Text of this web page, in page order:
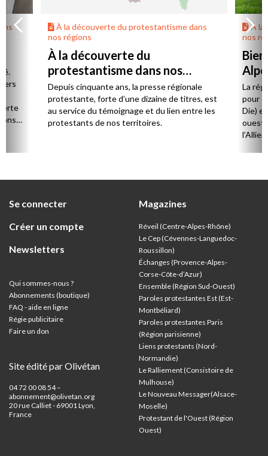
À la découverte du protestantisme dans
nos régions
À la découverte du
protestantisme dans nos
régions
Depuis cinquante ans, la presse régionale
protestante, forte d’une dizaine de titres, est
au service du témoignage et du lien entre les
protestants de nos territoires.
À la
nos
La
pour
Die)
ouest,
Se connecter
Créer un compte
Newsletters
Qui sommes-nous ?
Abonnements (boutique)
FAQ - aide en ligne
Régie publicitaire
Faire un don
Site édité par Olivétan
04 72 00 08 54 –
abonnement@olivetan.org
20 rue Calliet - 69001 Lyon,
France
Magazines
Réveil (Centre-Alpes-Rhône)
Le Cep (Cévennes-Languedoc-
Roussillon)
Échanges (Provence-Alpes-
Corse-Côte-d’Azur)
Ensemble (Région Sud-Ouest)
Paroles protestantes Est (Est-
Montbéliard)
Paroles protestantes Paris
(Région parisienne)
Liens protestants (Nord-
Normandie)
Le Ralliement (Consistoire de
Mulhouse)
Le Nouveau Messager(Alsace-
Moselle)
Protestant de l'Ouest (Région
Ouest)